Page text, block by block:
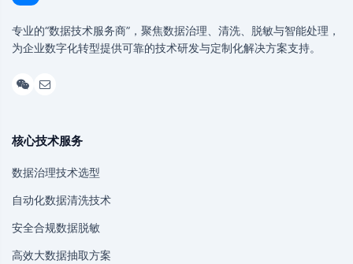
专业的“数据技术服务商”，聚焦数据治理、清洗、脱敏与智能处理，
为企业数字化转型提供可靠的技术研发与定制化解决方案支持。
核心技术服务
数据治理技术选型
自动化数据清洗技术
安全合规数据脱敏
高效大数据抽取方案